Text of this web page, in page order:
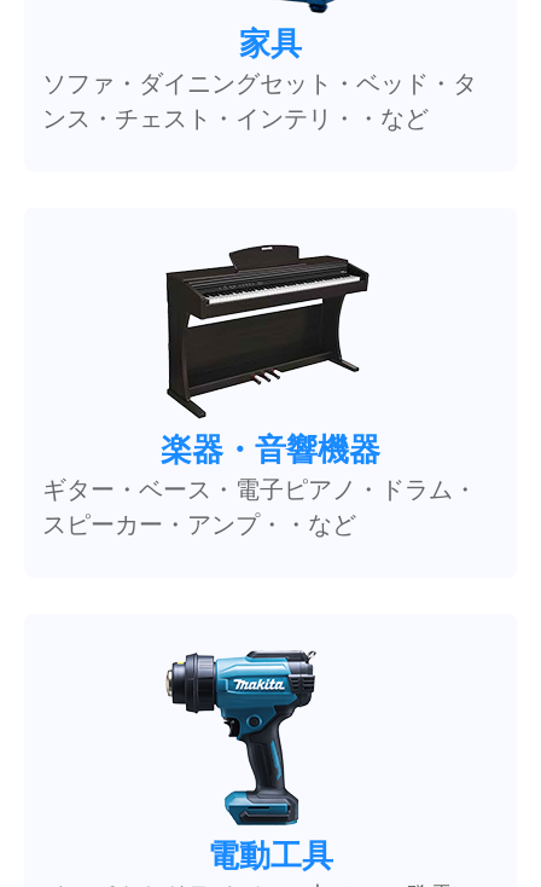
家具
ソファ・ダイニングセット・ベッド・タ
ンス・チェスト・インテリ・・など
楽器・音響機器
ギター・ベース・電子ピアノ・ドラム・
スピーカー・アンプ・・など
電動工具